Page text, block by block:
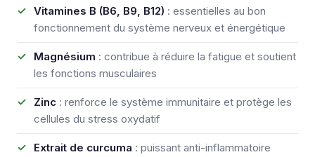
Vitamines B (B6, B9, B12) : essentielles au bon
fonctionnement du système nerveux et énergétique
Magnésium : contribue à réduire la fatigue et soutient
les fonctions musculaires
Zinc : renforce le système immunitaire et protège les
cellules du stress oxydatif
Extrait de curcuma : puissant anti-inflammatoire